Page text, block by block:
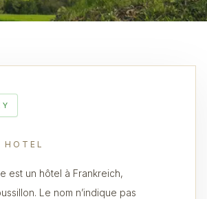
HOTEL
est un hôtel à Frankreich,
Le nom n’indique pas